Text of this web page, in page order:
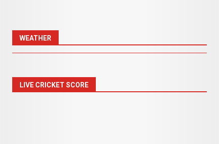
WEATHER
LIVE CRICKET SCORE